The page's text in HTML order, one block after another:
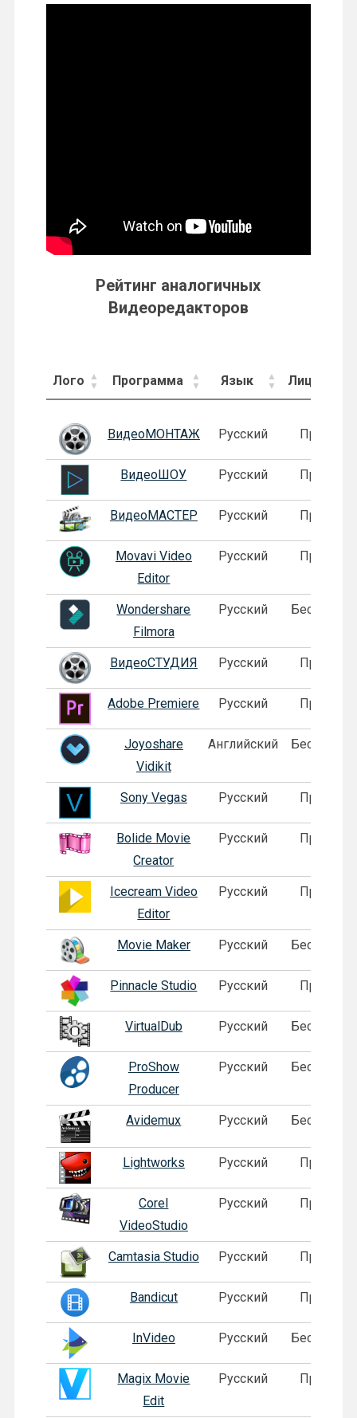
Рейтинг аналогичных
Видеоредакторов
Лого Программа Язык Лицензия
Лого Программа Язык Лицензия
ВидеоМОНТАЖ Русский Пробная
ВидеоШОУ Русский Пробная
ВидеоМАСТЕР Русский Пробная
Movavi Video
Editor
Русский Пробная
Wondershare
Filmora
Русский
ВидеоСТУДИЯ Русский Пробная
Adobe Premiere Русский Пробная
Joyoshare
Vidikit
Английский
Sony Vegas Русский Пробная
Bolide Movie
Creator
Русский Пробная
Icecream Video
Editor
Русский Пробная
Movie Maker Русский
Pinnacle Studio Русский Пробная
VirtualDub Русский
ProShow
Producer
Русский
Avidemux Русский
Lightworks Русский Пробная
Corel
VideoStudio
Русский Пробная
Camtasia Studio Русский Пробная
Bandicut Русский Пробная
InVideo Русский
Magix Movie
Edit
Русский Пробная